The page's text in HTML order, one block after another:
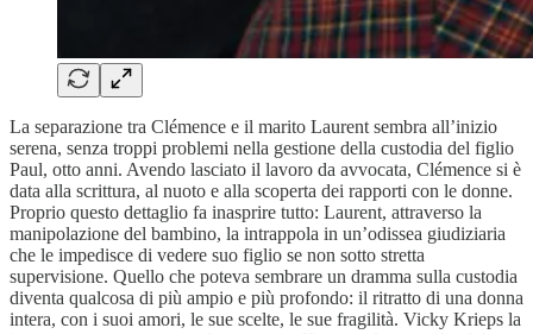
La separazione tra Clémence e il marito Laurent sembra all’inizio
serena, senza troppi problemi nella gestione della custodia del figlio
Paul, otto anni. Avendo lasciato il lavoro da avvocata, Clémence si è
data alla scrittura, al nuoto e alla scoperta dei rapporti con le donne.
Proprio questo dettaglio fa inasprire tutto: Laurent, attraverso la
manipolazione del bambino, la intrappola in un’odissea giudiziaria
che le impedisce di vedere suo figlio se non sotto stretta
supervisione. Quello che poteva sembrare un dramma sulla custodia
diventa qualcosa di più ampio e più profondo: il ritratto di una donna
intera, con i suoi amori, le sue scelte, le sue fragilità. Vicky Krieps la